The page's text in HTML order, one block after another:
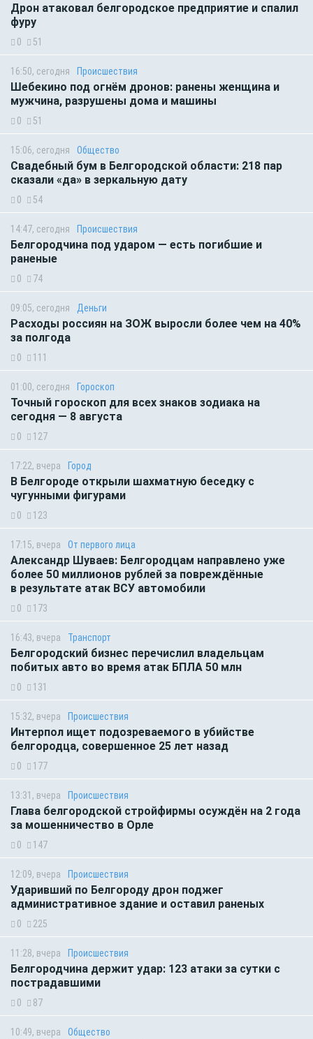
Дрон атаковал белгородское предприятие и спалил
фуру
0 51
16:50, сегодня Происшествия
Шебекино под огнём дронов: ранены женщина и
мужчина, разрушены дома и машины
0 51
15:06, сегодня Общество
Свадебный бум в Белгородской области: 218 пар
сказали «да» в зеркальную дату
0 54
14:47, сегодня Происшествия
Белгородчина под ударом — есть погибшие и
раненые
0 74
09:05, сегодня Деньги
Расходы россиян на ЗОЖ выросли более чем на 40%
за полгода
0 111
01:00, сегодня Гороскоп
Точный гороскоп для всех знаков зодиака на
сегодня — 8 августа
0 127
17:22, вчера Город
В Белгороде открыли шахматную беседку с
чугунными фигурами
0 123
17:15, вчера От первого лица
Александр Шуваев: Белгородцам направлено уже
более 50 миллионов рублей за повреждённые
в результате атак ВСУ автомобили
0 173
16:43, вчера Транспорт
Белгородский бизнес перечислил владельцам
побитых авто во время атак БПЛА 50 млн
0 131
15:32, вчера Происшествия
Интерпол ищет подозреваемого в убийстве
белгородца, совершенное 25 лет назад
0 177
13:31, вчера Происшествия
Глава белгородской стройфирмы осуждён на 2 года
за мошенничество в Орле
0 147
12:09, вчера Происшествия
Ударивший по Белгороду дрон поджег
административное здание и оставил раненых
0 225
11:28, вчера Происшествия
Белгородчина держит удар: 123 атаки за сутки с
пострадавшими
0 87
10:49, вчера Общество